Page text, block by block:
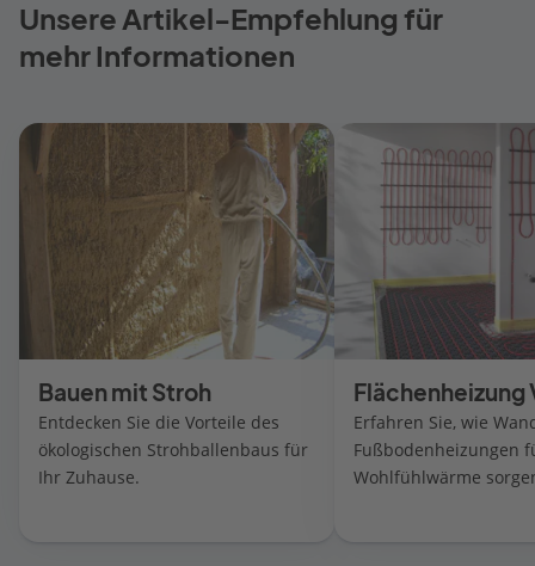
Unsere Artikel-Empfehlung für
mehr Informationen
Bauen mit Stroh
Entdecken Sie die Vorteile des
ökologischen Strohballenbaus für
Ihr Zuhause.
Flächenheizung
Erfahren Sie, wie
Fußbodenheizungen
Wohlfühlwärme